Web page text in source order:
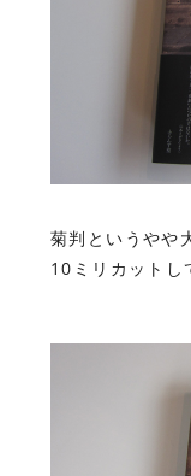
菊判というやや
10ミリカットし